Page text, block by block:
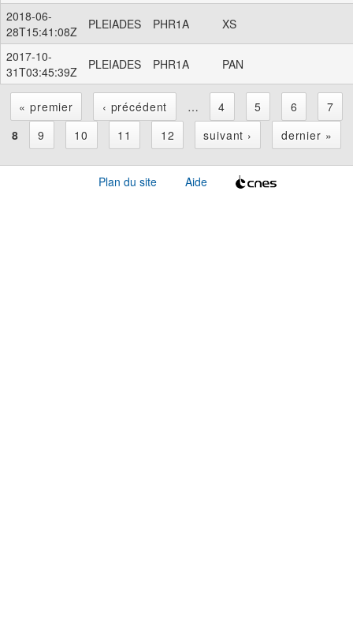
2018-06-
28T15:41:08Z
PLEIADES PHR1A XS
2017-10-
31T03:45:39Z
PLEIADES PHR1A PAN
P
« premier ‹ précédent … 4 5 6
7
8
9 10 11 12 suivant › dernier »
Plan du site Aide